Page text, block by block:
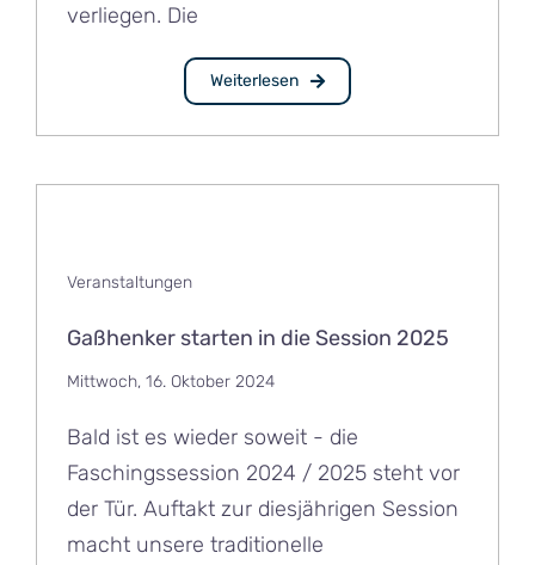
verliegen. Die
Weiterlesen
Veranstaltungen
Gaßhenker starten in die Session 2025
Mittwoch, 16. Oktober 2024
Bald ist es wieder soweit - die
Faschingssession 2024 / 2025 steht vor
der Tür. Auftakt zur diesjährigen Session
macht unsere traditionelle